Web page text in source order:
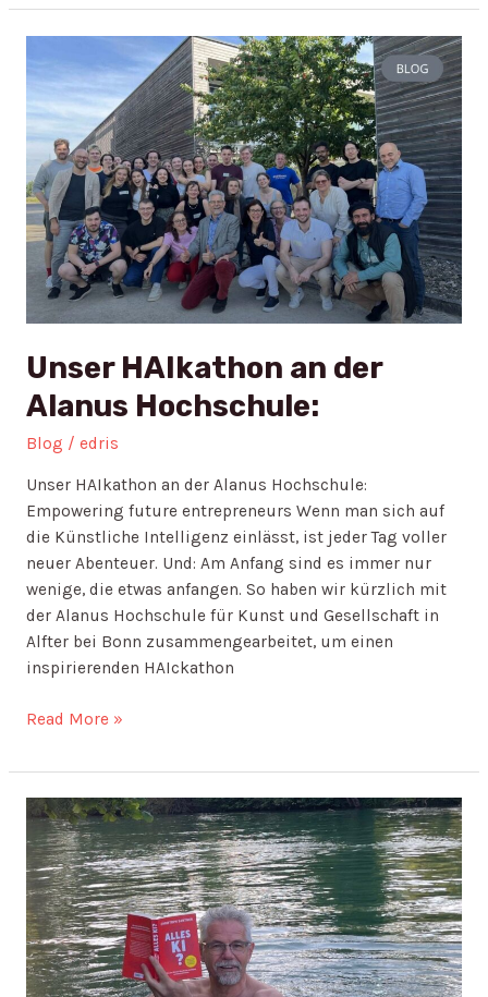
Unser HAIkathon an der
Alanus Hochschule:
Blog / edris
Unser HAIkathon an der Alanus Hochschule:
Empowering future entrepreneurs Wenn man sich auf
die Künstliche Intelligenz einlässt, ist jeder Tag voller
neuer Abenteuer. Und: Am Anfang sind es immer nur
wenige, die etwas anfangen. So haben wir kürzlich mit
der Alanus Hochschule für Kunst und Gesellschaft in
Alfter bei Bonn zusammengearbeitet, um einen
inspirierenden HAIckathon
HAIkathon
an
Alanus
Hochschule:
Read More »
Ein
Buch
taucht
auf